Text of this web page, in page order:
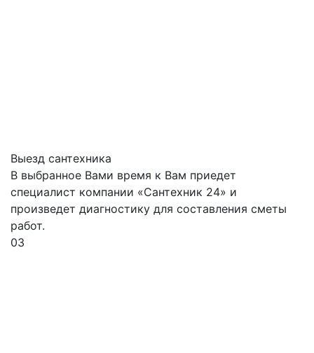
Выезд сантехника
В выбранное Вами время к Вам приедет
специалист компании «Сантехник 24» и
произведет диагностику для составления сметы
работ.
03